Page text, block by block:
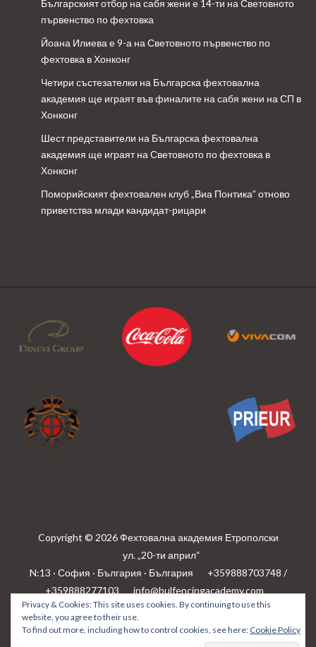
Българският отбор на сабя жени е 14-ти на Световното
първенство по фехтовка
Йоана Илиева е 9-а на Световното първенство по
фехтовка в Хонконг
Четири състезателки на Българска фехтовална
академия ще играят във финалите на сабя жени на СП в
Хонконг
Шест представители на Българска фехтовална
академия ще играят на Световното по фехтовка в
Хонконг
Поморийският фехтовален клуб „Виа Понтика” отново
приветства млади кандидат-рицари
Copyright © 2026 Фехтовална академия Етрополски
ул. „20-ти април“
N:13 · София · България · България
+359888703748 /
+359888277103
info@bulfencingacademy.com
Privacy policy
Privacy & Cookies: This site uses cookies. By continuing to use this
website, you agree to their use.
To find out more, including how to control cookies, see here: Cookie Policy